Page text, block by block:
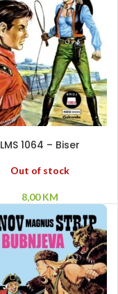
LMS 1064 – Biser
Out of stock
8,00KM